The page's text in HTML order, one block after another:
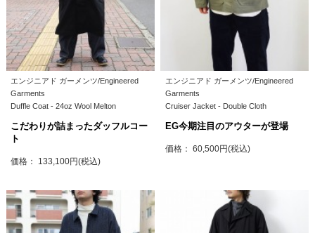
エンジニアド ガーメンツ/Engineered
Garments
Duffle Coat - 24oz Wool Melton
こだわりが詰まったダッフルコー
ト
価格： 133,100円(税込)
エンジニアド ガーメンツ/Engineered
Garments
Cruiser Jacket - Double Cloth
EG今期注目のアウターが登場
価格： 60,500円(税込)